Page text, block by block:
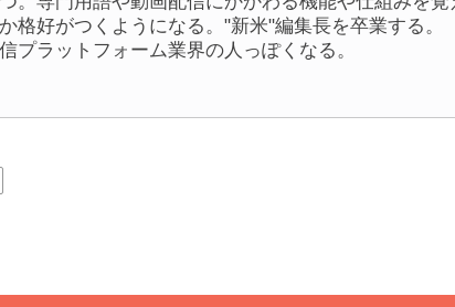
格好がつくようになる。"新米"編集長を卒業する。
プラットフォーム業界の人っぽくなる。